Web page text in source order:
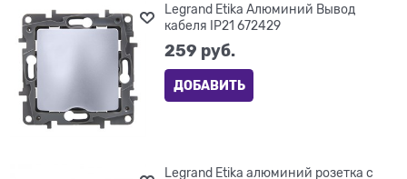
Legrand Etika Алюминий Вывод
кабеля IP21 672429
259 руб.
ДОБАВИТЬ
Legrand Etika алюминий розетка с